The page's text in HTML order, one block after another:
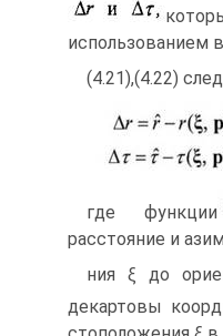
использованием
(4.21),(4.22)
где функции
расстояние и
ния ξ до
декартовы